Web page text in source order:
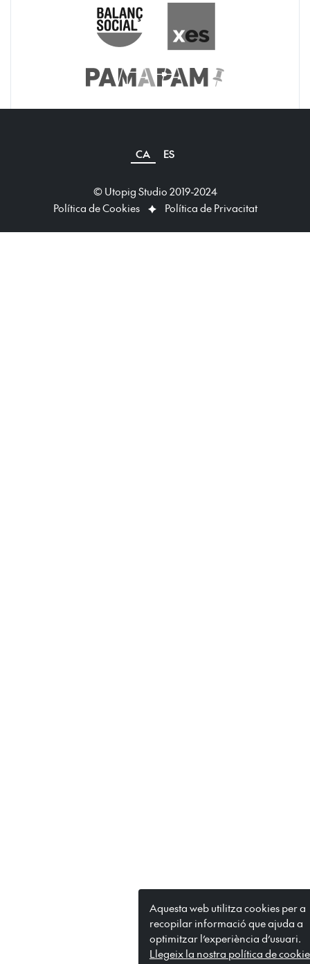
Aquesta web utilitza cookies per a
recopilar informació que ajuda a
optimitzar l’experiència d’usuari.
Llegeix la nostra política de
© Utopig Studio 2019-2024
Política de Cookies
Política de Privacitat
CA ES